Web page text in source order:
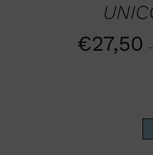
€27,50 –
1